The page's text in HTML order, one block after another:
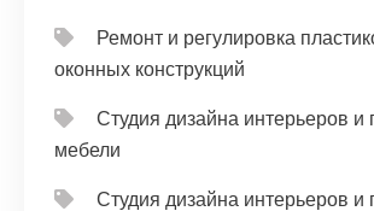
Ремонт и регулировка
оконных конструкций
Студия дизайна интерьеров и
мебели
Студия дизайна интерьеров и